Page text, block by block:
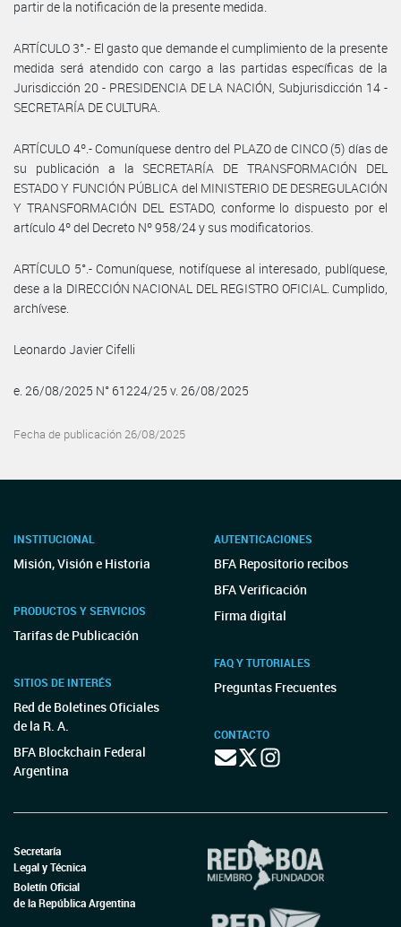
partir de la notificación de la presente medida.
ARTÍCULO 3°.- El gasto que demande el cumplimiento de la presente
medida será atendido con cargo a las partidas específicas de la
Jurisdicción 20 - PRESIDENCIA DE LA NACIÓN, Subjurisdicción 14 -
SECRETARÍA DE CULTURA.
ARTÍCULO 4º.- Comuníquese dentro del PLAZO de CINCO (5) días de
su publicación a la SECRETARÍA DE TRANSFORMACIÓN DEL
ESTADO Y FUNCIÓN PÚBLICA del MINISTERIO DE DESREGULACIÓN
Y TRANSFORMACIÓN DEL ESTADO, conforme lo dispuesto por el
artículo 4º del Decreto Nº 958/24 y sus modificatorios.
ARTÍCULO 5°.- Comuníquese, notifíquese al interesado, publíquese,
dese a la DIRECCIÓN NACIONAL DEL REGISTRO OFICIAL. Cumplido,
archívese.
Leonardo Javier Cifelli
e. 26/08/2025 N° 61224/25 v. 26/08/2025
Fecha de publicación 26/08/2025
INSTITUCIONAL
Misión, Visión e Historia
PRODUCTOS Y SERVICIOS
Tarifas de Publicación
SITIOS DE INTERÉS
Red de Boletines Oficiales
de la R. A.
BFA Blockchain Federal
Argentina
AUTENTICACIONES
BFA Repositorio recibos
BFA Verificación
Firma digital
FAQ Y TUTORIALES
Preguntas Frecuentes
CONTACTO
Secretaría
Legal y Técnica
Boletín Oficial
de la República Argentina